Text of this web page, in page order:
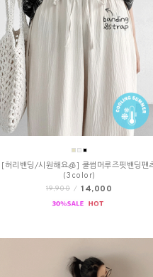
[허리밴딩/시원해요🧊] 쿨썸머루즈핏밴딩팬
(3color)
19,900 / 14,000